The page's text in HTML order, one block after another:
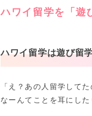
ハワイ留学を「遊
ハワイ留学は遊び留
「え？あの人留学して
なーんてことを耳にし